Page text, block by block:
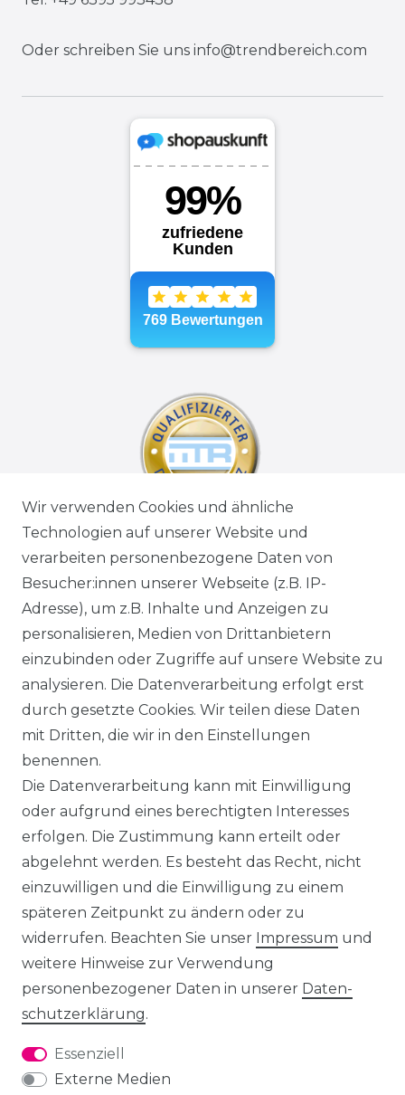
Oder schreiben Sie uns info@trendbereich.com
Wir verwenden Cookies und ähnliche
Technologien auf unserer Website und
verarbeiten personenbezogene Daten von
Besucher:innen unserer Webseite (z.B. IP-
Adresse), um z.B. Inhalte und Anzeigen zu
personalisieren, Medien von Drittanbietern
einzubinden oder Zugriffe auf unsere Website zu
analysieren. Die Datenverarbeitung erfolgt erst
durch gesetzte Cookies. Wir teilen diese Daten
mit Dritten, die wir in den Einstellungen
benennen.
Die Datenverarbeitung kann mit Einwilligung
oder aufgrund eines berechtigten Interesses
erfolgen. Die Zustimmung kann erteilt oder
abgelehnt werden. Es besteht das Recht, nicht
einzuwilligen und die Einwilligung zu einem
späteren Zeitpunkt zu ändern oder zu
widerrufen. Beachten Sie unser Impressum und
weitere Hinweise zur Verwendung
personenbezogener Daten in unserer Daten­
schutz­erklärung.
Essenziell
Externe Medien